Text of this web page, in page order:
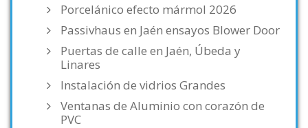
Porcelánico efecto mármol 2026
Passivhaus en Jaén ensayos Blower Door
Puertas de calle en Jaén, Úbeda y
Linares
Instalación de vidrios Grandes
Ventanas de Aluminio con corazón de
PVC